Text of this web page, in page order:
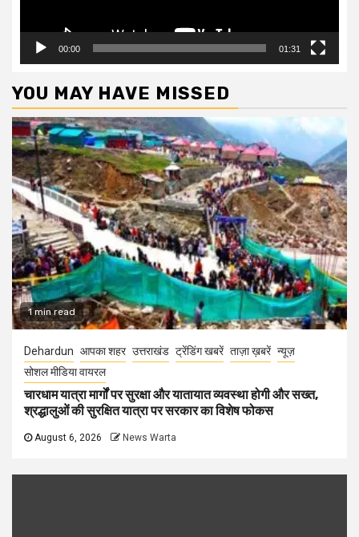
00:00 01:31
YOU MAY HAVE MISSED
1 min read
Dehardun आपका शहर उत्तराखंड ट्रेंडिंग खबरें ताज़ा ख़बरें न्यूज़
सोशल मीडिया वायरल
चारधाम यात्रा मार्गों पर सुरक्षा और यातायात व्यवस्था होगी और सख्त,
श्रद्धालुओं की सुरक्षित यात्रा पर सरकार का विशेष फोकस
August 6, 2026 News Warta